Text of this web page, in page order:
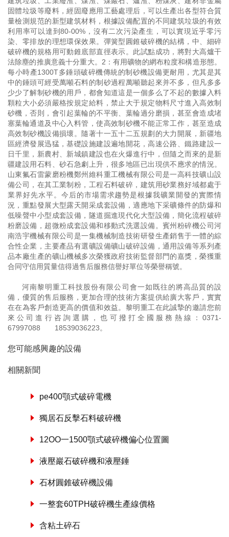
固體垃圾等廢料，經固廢應用工藝處理后，可以生產出各型符合質
量檢測規范的新型建筑材料，根據設備配置的不同建筑垃圾的有效
利用率可以達到80-00%，沒有二次污染產生，可以實現近乎零污
染、零排放的理想環保效果。彈簧型圓錐破碎機的結構，中、細碎
破碎機的規格用可動錐底部直徑表示。此試點成功，將對大高爐干
法除塵的推廣意義十分重大。2：有用礦物的網布粒度和構造形態。
每小時產1300T多錘頭破碎機傳統的制砂機設備更耐用，尤其是其
中的錘頭可經受萬噸石料的制砂過程萬噸聽起來并不多，但凡多多
少少了解制砂機的用戶，都會知道這是一個多么了不起的數據入料
顆粒大小必須嚴格按規定給料，禁止大于規定物料尺寸進入高效制
砂機，否則，會引起葉輪的不平衡、葉輪過分磨損，甚至會造成堵
塞葉輪通道及中心入料管，使高效制砂機不能正常工作，甚至造成
高效制砂機設備損壞。隨著十一五十二五規劃的大力開展，新疆地
區經濟發展迅猛，基礎設施建設遍地開花，高速公路、鐵路建設一
日千里，新農村、新城鎮建設也在火爆進行中，但隨之而來的是新
疆建設用石料、砂石急劇上升，很多地區已出現供不應求的情況。
山東氟石雷蒙磨粉機鄭州維科重工機械有限公司是一高科技礦山設
備公司，在其工業制粉，工程石料破碎，建筑用砂業務好域都處于
業界好先水平。今后的市場需求趨勢是根據我礦業開發的實際情
況，重點發展大型露天開采成套設備，適應地下采礦條件的防爆和
低噪聲中小型成套設備，隧道掘進現代化大型設備，簡化流程破碎
粉磨設備，超微粉成套設備和移動式洗選設備。賓州粉碎機公司河
南浩宇機械有限公司是一集機械制造技術研發生產銷售于一體的綜
合性企業，主要產品有選礦設備礦山破碎設備，通用設備等系列產
品本廠生產的礦山機械多次榮獲政府技術監督部門的嘉獎，榮獲重
合同守信用質量信得過售后服務信譽好單位等榮譽稱號。
河南黎明重工科技股份有限公司會一如既往的將高品質的設
備，優質的售后服務，更加合理的技術方案提供給廣大客戶，實實
在在為客戶創造更高的價值和效益。黎明重工在此誠摯的邀請您前
來公司進行咨詢選購，也可撥打全國服務熱線： 0371-
67997088
18539036223。
您可能感興趣的設備
相關新聞
pe400顎式破碎電機
獨居石反擊石料破碎機
12OO一1500顎式破碎機偏心位置圖
液壓巖石破碎機和液壓錘
石材圓錐破碎機設備
一整套60TPH破碎機生產線價格
含粘土碎石